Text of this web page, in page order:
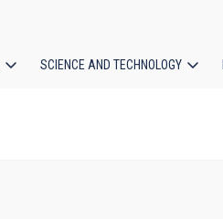
SCIENCE AND TECHNOLOGY